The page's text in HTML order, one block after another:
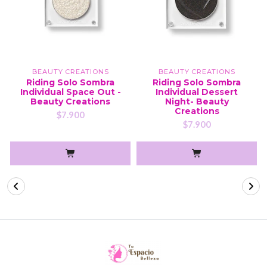
BEAUTY CREATIONS
Riding Solo Sombra
Individual Space Out -
Beauty Creations
$7.900
BEAUTY CREATIONS
Riding Solo Sombra
Individual Dessert
Night- Beauty
Creations
$7.900